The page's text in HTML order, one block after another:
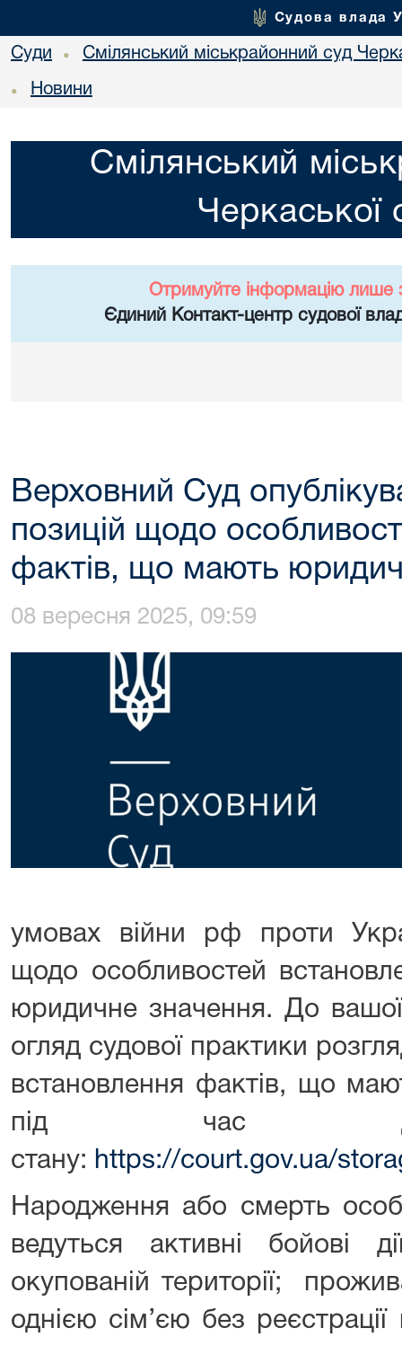
Судова влада
Суди • Смілянський міськрайонний суд
• Новини
Смілянський
Черкаської
Отримуйте інформацію лише
Єдиний Контакт-центр судової
Верховний Суд
позицій щодо
фактів, що мають
08 вересня 2025, 09:59
умовах війни рф проти
щодо особливостей
юридичне значення. До
огляд судової практики
встановлення фактів, що
під час дії
стану: https://court.gov.ua/
Народження або смерть
ведуться активні бойові
окупованій території;
однією сім’єю без